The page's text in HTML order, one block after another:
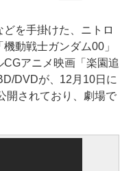
を手掛けた、ニトロ
動戦士ガンダム00」
アニメ映画「楽園追
DVDが、12月10日に
開されており、劇場で